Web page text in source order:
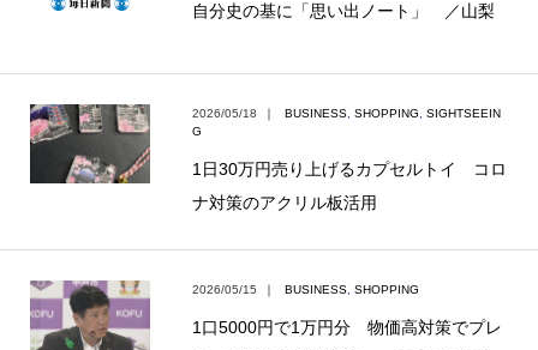
自分史の基に「思い出ノート」 ／山梨
2026/05/18 ｜ BUSINESS SHOPPING
SIGHTSEEIN
G
1日30万円売り上げるカプセルトイ コロ
ナ対策のアクリル板活用
2026/05/15 ｜ BUSINESS SHOPPING
1口5000円で1万円分 物価高対策でプレ